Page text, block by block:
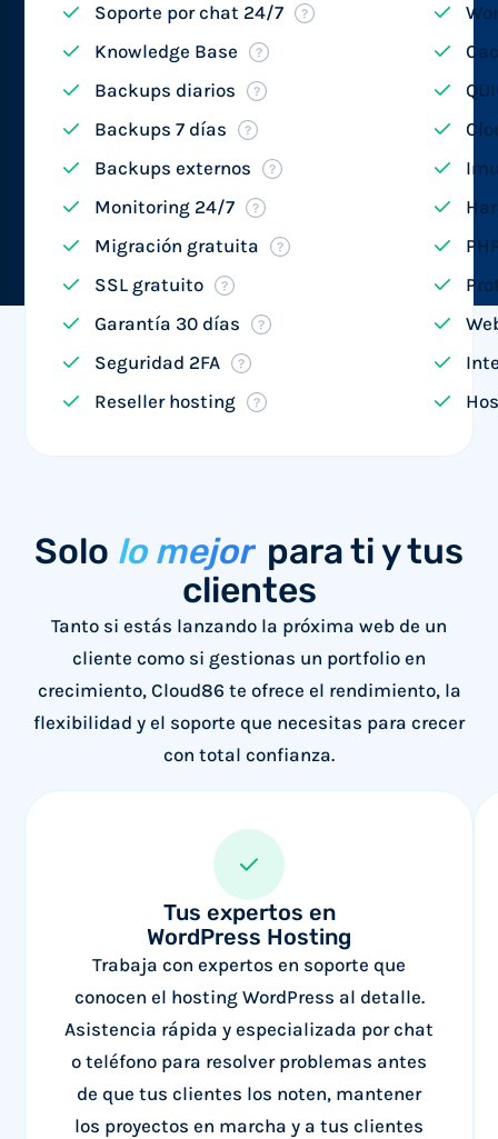
Soporte por chat 24/7
Knowledge Base
Backups diarios
Backups 7 días
Backups externos
Monitoring 24/7
Migración gratuita
SSL gratuito
Garantía 30 días
Seguridad 2FA
Reseller hosting
Solo lo mejor para ti y tus
clientes
Tanto si estás lanzando la próxima web de un
cliente como si gestionas un portfolio en
crecimiento, Cloud86 te ofrece el rendimiento, la
flexibilidad y el soporte que necesitas para crecer
con total confianza.
Tus expertos en
WordPress Hosting
Trabaja con expertos en soporte que
conocen el hosting WordPress al detalle.
Asistencia rápida y especializada por chat
o teléfono para resolver problemas antes
de que tus clientes los noten, mantener
los proyectos en marcha y a tus clientes